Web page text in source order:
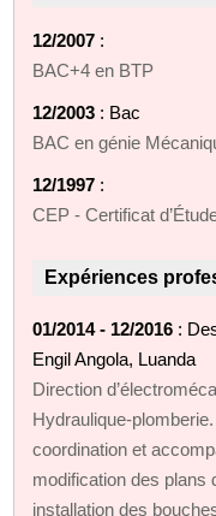
12/2007 :
BAC+4 en BTP
12/2003 : Bac
BAC en génie
12/1997 :
CEP - Certificat
Expériences
01/2014 - 12/2016 :
Engil Angola, Luanda
Direction
Hydraulique-
coordination et
modification des plans
installation des